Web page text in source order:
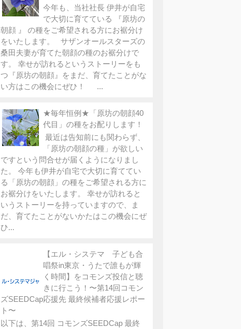
今年も、当社社長 伊井が自宅
で大切に育てている 『原坊の
朝顔 』 の種をご希望される方にお裾分け
をいたします。 サザンオールスターズの
桑田夫妻が育てた朝顔の種のお裾分けで
す。 幸せが訪れるというストーリーをも
つ『原坊の朝顔』をまだ、育てたことがな
い方はこの機会にぜひ！ ...
★毎年恒例★「原坊の朝顔40
代目」の種をお配りします！
最近は告知前にも関わらず、
「原坊の朝顔の種」が欲しい
ですという問合せが届くようになりまし
た。 今年も伊井が自宅で大切に育ててい
る「原坊の朝顔」の種をご希望される方に
お裾分けをいたします。 幸せが訪れると
いうストーリーを持っていますので、ま
だ、育てたことがないかたはこの機会にぜ
ひ...
【エル・システマ 子ども合
唱祭in東京・うたで誰もが輝
く時間】をコモンズ投信と聴
きに行こう！〜第14回コモン
ズSEEDCap応援先 最終候補者応援レポー
ト〜
以下は、第14回 コモンズSEEDCap 最終